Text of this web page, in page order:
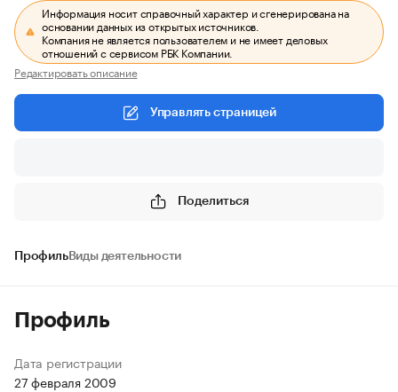
Информация носит справочный характер и сгенерирована на
основании данных из открытых источников.
Компания не является пользователем и не имеет деловых
отношений с сервисом РБК Компании.
Редактировать описание
Управлять страницей
Поделиться
ПрофильВиды деятельности
Профиль
Дата регистрации
27 февраля 2009